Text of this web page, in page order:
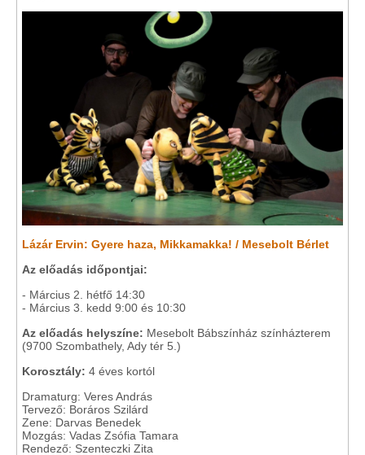
Lázár Ervin: Gyere haza, Mikkamakka! / Mesebolt Bérlet
Az előadás időpontjai:
- Március 2. hétfő 14:30
- Március 3. kedd 9:00 és 10:30
Az előadás helyszíne: Mesebolt Bábszínház színházterem
(9700 Szombathely, Ady tér 5.)
Korosztály: 4 éves kortól
Dramaturg: Veres András
Tervező: Boráros Szilárd
Zene: Darvas Benedek
Mozgás: Vadas Zsófia Tamara
Rendező: Szenteczki Zita